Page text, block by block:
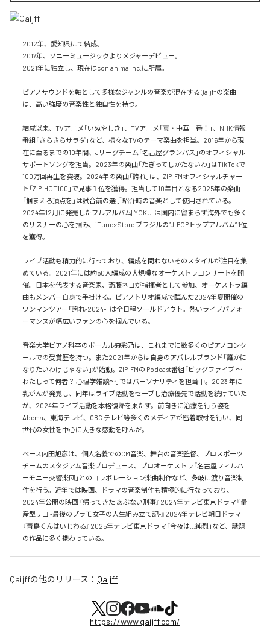
2012年、愛知県にて結成。
2017年、ソニーミュージックよりメジャーデビュー。
2021年に独立し、現在はcon anima Inc.に所属。
ピアノサウンドを軸として多様なジャンルの音楽が混在するQaijffの楽曲
は、高い強度の音楽性と独自性を持つ。
結成以来、TVアニメ「いぬやしき」、TVアニメ「真・中華一番！」、NHK情報
番組「さらさらサラダ」など、様々なTVのテーマ楽曲を担当。2016年から現
在に至るまでの10年間、Jリーグチーム「名古屋グランパス」のオフィシャル
サポートソングを担当。2023年の楽曲「たぎってしかたないわ」はTikTokで
100万回再生を突破。2024年の楽曲「誇れ」は、ZIP-FMオフィシャルチャー
ト「ZIP-HOT100」で見事１位を獲得。担当して10年目となる2025年の楽曲
「掴まえろ頂点を」は試合前の選手紹介時の音楽として使用されている。
2024年12月に発売したフルアルバム[YOKU]は国内に留まらず海外でも多く
のリスナーの心を掴み、iTunes Store ブラジルの”J-POPトップアルバム” 1位
を獲得。
ライブ活動も精力的に行っており、編成を問わないそのスタイルが注目を集
めている。2021年には約50人編成の大規模なオーケストラコンサートを開
催。日本を代表する音楽家、斎藤ネコが指揮者として参加、オーケストラ編
曲もメンバー自身で手掛ける。ピアノトリオ編成で臨んだ2024年夏開催の
ワンマンツアー「誇れ-2024-」は全日程ソールドアウト。熱いライブパフォ
ーマンスが幅広いファンの心を掴んでいる。
音楽大学ピアノ科卒のボーカル森彩乃は、これまでに数多くのピアノコンク
ールでの受賞歴を持つ。また2021年からは自身のアパレルブランド「誰かに
なりたいわけじゃない」が始動。ZIP-FMの Podcast番組「ビッグファイブ 〜
わたしって何者？ 心理学雑談〜」ではパーソナリティを担当中。2023 年に
乳がんが発覚し、同年はライブ活動をセーブし治療優先で活動を続けていた
が、2024年ライブ活動を本格復帰を果たす。前向きに治療を行う姿を
Abema、東海テレビ、CBC テレビ等多くのメディアが密着取材を行い、同
世代の女性を中心に大きな感動を呼んだ。
ベース内田旭彦は、個人名義でのCM音楽、舞台の音楽監督、プロスポーツ
チームのスタジアム音楽プロデュース、プロオーケストラ「名古屋フィルハ
ーモニー交響楽団」とのコラボレーション楽曲制作など、多岐に渡り音楽制
作を行う。近年では映画、ドラマの音楽制作も積極的に行なっており、
2024年公開の映画『帰ってきた あぶない刑事』2024年テレビ東京ドラマ『量
産型リコ -最後のプラモ女子の人生組み立て記-』2024年テレビ朝日ドラマ
『青島くんはいじわる』2025年テレビ東京ドラマ「今夜は…純烈」など、話題
の作品に多く携わっている。
Qaijffの他のリリース： Qaijff
https://www.qaijff.com/